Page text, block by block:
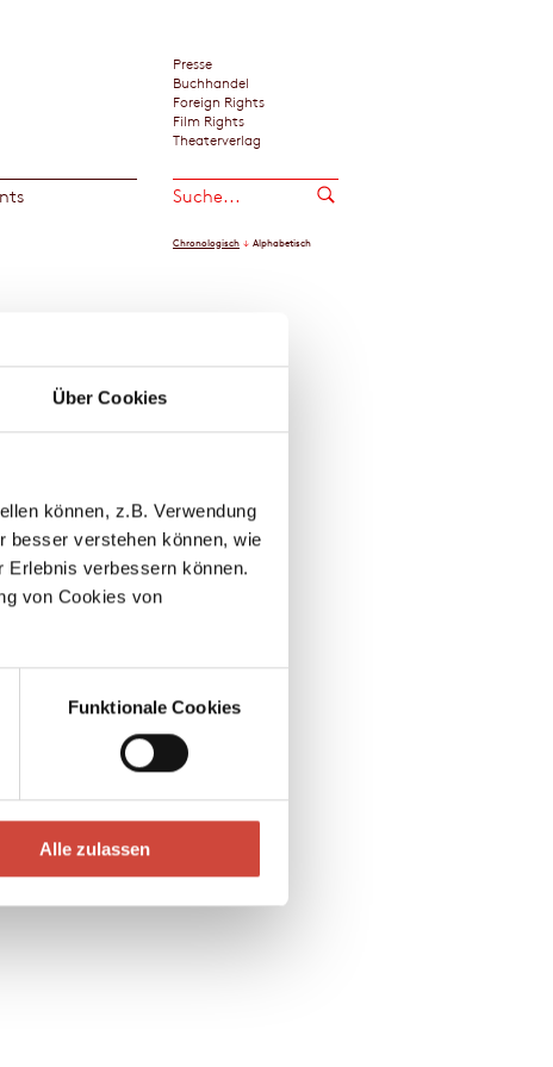
Über Cookies
können, z.B. Verwendung
besser verstehen können, wie
Erlebnis verbessern können.
von Cookies von
Funktionale Cookies
Alle zulassen
Presse
Buchhandel
Foreign Rights
Film Rights
Theaterverlag
Chronologisch Alphabetisch
Die allertraurigste Geschichte